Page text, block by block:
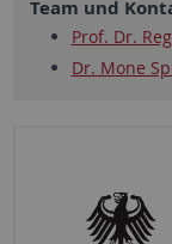
Team und
Prof. Dr.
Dr. Mone